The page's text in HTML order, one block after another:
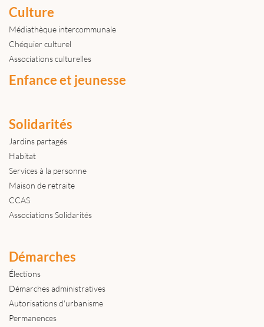
Culture
Médiathèque intercommunale
Chéquier culturel
Associations culturelles
Enfance et jeunesse
Solidarités
Jardins partagés
Habitat
Services à la personne
Maison de retraite
CCAS
Associations Solidarités
Démarches
Élections
Démarches administratives
Autorisations d'urbanisme
Permanences